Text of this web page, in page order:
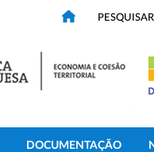
PESQUISAR
DOCUMENTAÇÃO